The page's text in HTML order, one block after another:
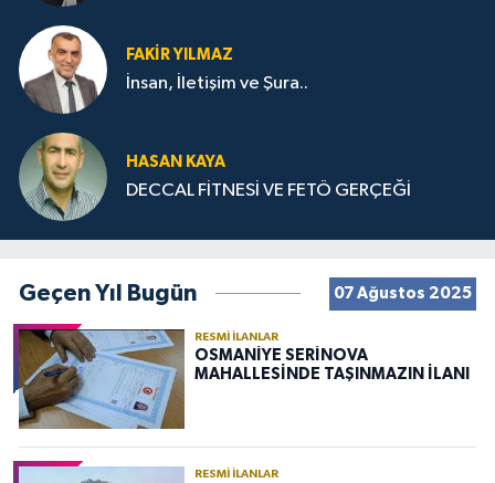
FAKIR YILMAZ
İnsan, İletişim ve Şura..
HASAN KAYA
DECCAL FİTNESİ VE FETÖ GERÇEĞİ
Geçen Yıl Bugün 07 Ağustos 2025
RESMI İLANLAR
OSMANİYE SERİNOVA
MAHALLESİNDE TAŞINMAZIN İLANI
RESMI İLANLAR